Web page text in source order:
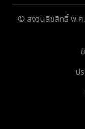
© สงวนลิขสิทธิ์ พ.ศ.
ป